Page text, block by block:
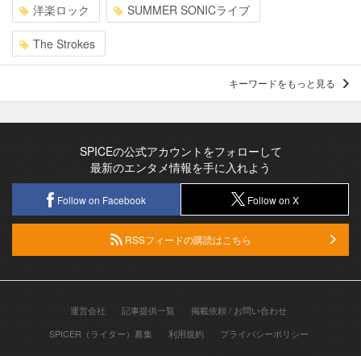
洋楽ロック SUMMER SONICライブ
The Strokes
キーワードをもっと見る
SPICEの公式アカウントをフォローして
最新のエンタメ情報を手に入れよう
Follow on Facebook Follow on X
RSSフィードの購読はこちら
運営会社 記事提供一覧
掲載依頼 / お問い合わせ
SPICER（ライター）募集
利用規約 プライバシーポリシー